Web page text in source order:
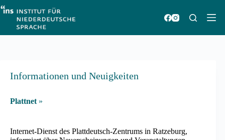
Zum
Inhalt
springen
Informationen und Neuigkeiten
Plattnet »
Internet-Dienst des Plattdeutsch-Zentrums in Ratzeburg,